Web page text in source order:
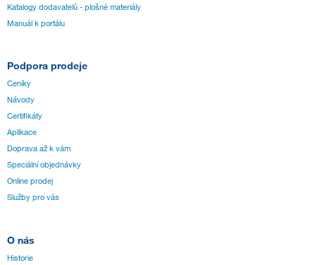
Katalogy dodavatelů - plošné materiály
Manuál k portálu
Podpora prodeje
Ceníky
Návody
Certifikáty
Aplikace
Doprava až k vám
Speciální objednávky
Online prodej
Služby pro vás
O nás
Historie